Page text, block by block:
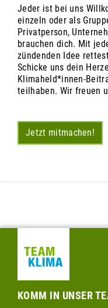
Jeder ist bei uns
einzeln oder als
Privatperson,
brauchen dich. Mit
zündenden Idee
Schicke uns dein
Klimaheld*innen-
teilhaben. Wir freuen
Jetzt mitmachen!
KOMM IN UNSER